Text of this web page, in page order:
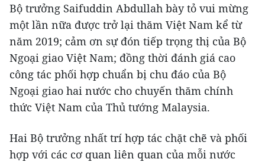
Bộ trưởng Saifuddin Abdullah bày tỏ vui mừng
một lần nữa được trở lại thăm Việt Nam kể từ
năm 2019; cảm ơn sự đón tiếp trọng thị của Bộ
Ngoại giao Việt Nam; đồng thời đánh giá cao
công tác phối hợp chuẩn bị chu đáo của Bộ
Ngoại giao hai nước cho chuyến thăm chính
thức Việt Nam của Thủ tướng Malaysia.
Hai Bộ trưởng nhất trí hợp tác chặt chẽ và phối
hợp với các cơ quan liên quan của mỗi nước